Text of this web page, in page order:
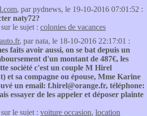
, par pydnews, le 19-10-2016 07:01:52 :
naty72?
le sujet : colonies de vacances
, par nata, le 18-10-2016 22:17:01 :
faits avoir aussi, on se bat depuis un
d'un montant de 487€, les
société c'est un couple M Hirel
et sa compagne ou épouse, Mme Karine
un email: f.hirel@orange.fr, téléphone:
essayer de les appeler et déposer plainte
le sujet : voiture occasion, location